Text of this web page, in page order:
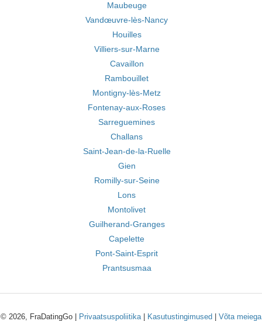
Maubeuge
Vandœuvre-lès-Nancy
Houilles
Villiers-sur-Marne
Cavaillon
Rambouillet
Montigny-lès-Metz
Fontenay-aux-Roses
Sarreguemines
Challans
Saint-Jean-de-la-Ruelle
Gien
Romilly-sur-Seine
Lons
Montolivet
Guilherand-Granges
Capelette
Pont-Saint-Esprit
Prantsusmaa
© 2026, FraDatingGo | Privaatsuspoliitika| Kasutustingimused Võta meiega